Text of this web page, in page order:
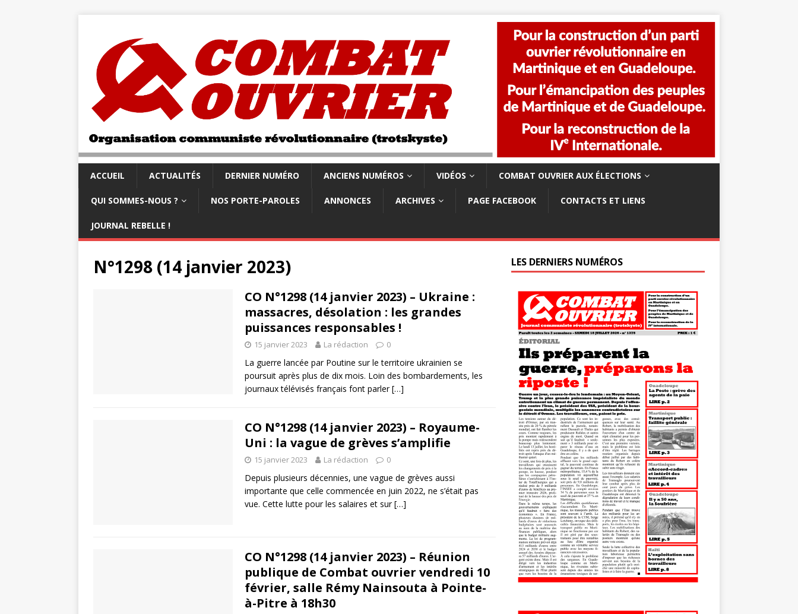
ACCUEIL ACTUALITÉS DERNIER NUMÉRO ANCIENS NUMÉROS VIDÉOS COMBAT OUVRIER AUX ÉLECTIONS
QUI SOMMES-NOUS ? NOS PORTE-PAROLES ANNONCES ARCHIVES PAGE FACEBOOK CONTACTS ET LIENS
JOURNAL REBELLE !
N°1298 (14 janvier 2023)
CO N°1298 (14 janvier 2023) – Ukraine :
massacres, désolation : les grandes
puissances responsables !
15 janvier 2023 La rédaction 0
La guerre lancée par Poutine sur le territoire ukrainien se
poursuit après plus de dix mois. Loin des bombardements, les
journaux télévisés français font parler[…]
CO N°1298 (14 janvier 2023) – Royaume-
Uni : la vague de grèves s’amplifie
15 janvier 2023 La rédaction 0
Depuis plusieurs décennies, une vague de grèves aussi
importante que celle commencée en juin 2022, ne s’était pas
vue. Cette lutte pour les salaires et sur[…]
CO N°1298 (14 janvier 2023) – Réunion
publique de Combat ouvrier vendredi 10
février, salle Rémy Nainsouta à Pointe-
à-Pitre à 18h30
LES DERNIERS NUMÉROS